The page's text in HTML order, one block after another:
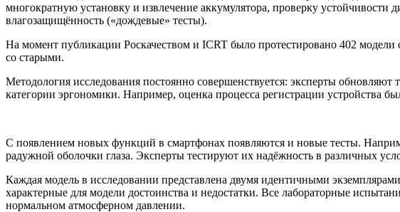
многократную установку и извлечение аккумулятора, проверку
влагозащищённость («дождевые» тесты).
На момент публикации Роскачеством и ICRT было протестировано 402
со старыми.
Методология исследования постоянно совершенствуется: эксперты
категории эргономики. Например, оценка процесса регистрации устройства
С появлением новых функций в смартфонах появляются и новые тесты.
радужной оболочки глаза. Эксперты тестируют их надёжность в различных
Каждая модель в исследовании представлена двумя идентичными
характерные для модели достоинства и недостатки. Все лабораторные
нормальном атмосферном давлении.